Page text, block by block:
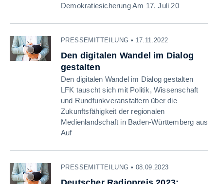
Demokratiesicherung Am 17. Juli 20
PRESSEMITTEILUNG • 17.11.2022
Den digitalen Wandel im Dialog
gestalten
Den digitalen Wandel im Dialog gestalten
LFK tauscht sich mit Politik, Wissenschaft
und Rundfunkveranstaltern über die
Zukunftsfähigkeit der regionalen
Medienlandschaft in Baden-Württemberg aus
Auf
PRESSEMITTEILUNG • 08.09.2023